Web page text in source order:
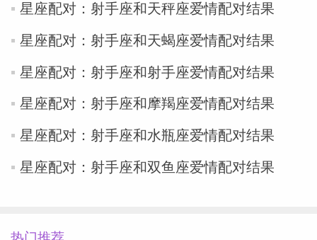
星座配对：射手座和天秤座爱情配对结果
星座配对：射手座和天蝎座爱情配对结果
星座配对：射手座和射手座爱情配对结果
星座配对：射手座和摩羯座爱情配对结果
星座配对：射手座和水瓶座爱情配对结果
星座配对：射手座和双鱼座爱情配对结果